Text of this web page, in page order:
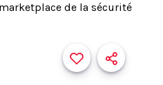
de la sécurité